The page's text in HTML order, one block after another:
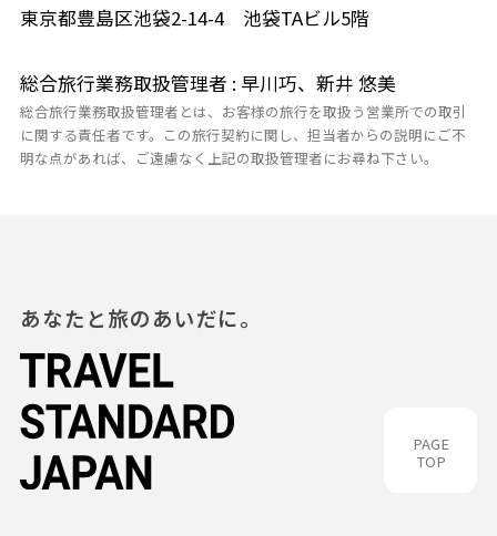
東京都豊島区池袋2-14-4 池袋TAビル5階
総合旅行業務取扱管理者 : 早川巧、新井 悠美
総合旅行業務取扱管理者とは、お客様の旅行を取扱う営業所での取引
に関する責任者です。この旅行契約に関し、担当者からの説明にご不
明な点があれば、ご遠慮なく上記の取扱管理者にお尋ね下さい。
PAGE
TOP
あなたと旅のあいだに。